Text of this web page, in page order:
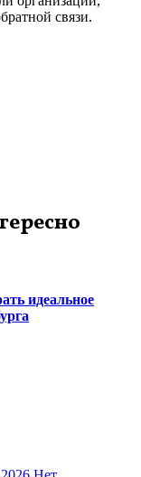
связи.
идеальное